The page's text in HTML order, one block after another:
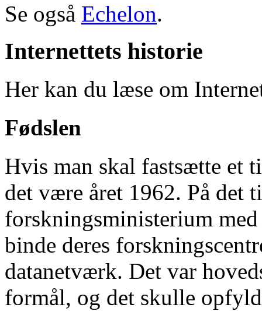
Se også Echelon.
Internettets historie
Her kan du læse om
Fødslen
Hvis man skal fastsætte et
det være året 1962. På det
forskningsministerium
binde deres
datanetværk. Det var
formål, og det skulle